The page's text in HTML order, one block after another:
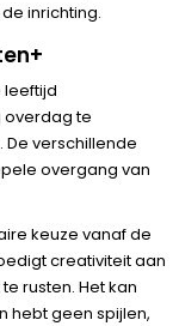
inrichting.
leeftijd
overdag te
verschillende
overgang van
keuze vanaf de
creativiteit aan
rusten. Het kan
hebt geen spijlen,